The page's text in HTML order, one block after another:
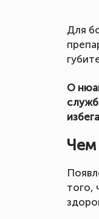
Для
О
Чем
того,